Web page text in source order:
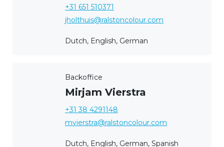
+31 651 510371
jholthuis@ralstoncolour.com
Dutch, English, German
Backoffice
Mirjam Vierstra
+31 38 4291148
mvierstra@ralstoncolour.com
Dutch, English, German, Spanish